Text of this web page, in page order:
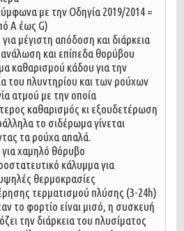
με την Οδηγία 2019/2014 =
A έως G)
μέγιστη απόδοση και διάρκεια
και επίπεδα θορύβου
καθαρισμού κάδου για την
του πλυντηρίου και των ρούχων
ατμού με την οποία
καθαρισμός κι εξουδετέρωση
το σιδέρωμα γίνεται
τα ρούχα απαλά.
για χαμηλό θόρυβο
κάλυμμα για
θερμοκρασίες
τερματισμού πλύσης (3-24h)
το φορτίο είναι μισό, η συσκευή
την διάρκεια του πλυσίματος